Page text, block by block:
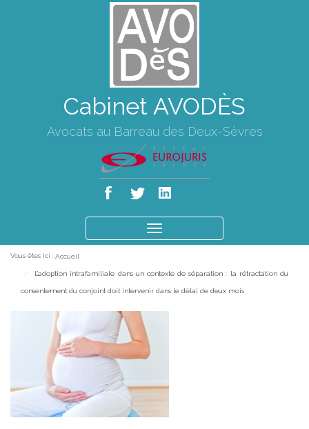
Cabinet AVODÈS
Avocats au Barreau des Deux-Sèvres
le
Vous êtes ici : Accueil
L’adoption intrafamiliale dans un contexte de séparation : la rétractation du
consentement du conjoint doit intervenir dans le délai de deux mois